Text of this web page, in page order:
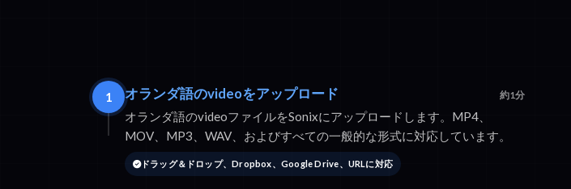
1 オランダ語のvideoをアップロード 約1分
オランダ語のvideoファイルをSonixにアップロードします。MP4、
MOV、MP3、WAV、およびすべての一般的な形式に対応しています。
ドラッグ＆ドロップ、Dropbox、Google Drive、URLに対応